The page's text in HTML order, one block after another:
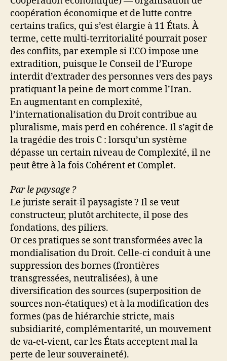
coopération économique et de lutte contre
certains trafics, qui s’est élargie à 11 États. À
terme, cette multi-territorialité pourrait poser
des conflits, par exemple si ECO impose une
extradition, puisque le Conseil de l’Europe
interdit d’extrader des personnes vers des pays
pratiquant la peine de mort comme l’Iran.
En augmentant en complexité,
l’internationalisation du Droit contribue au
pluralisme, mais perd en cohérence. Il s’agit de
la tragédie des trois C : lorsqu’un système
dépasse un certain niveau de Complexité, il ne
peut être à la fois Cohérent et Complet.
Par le paysage ?
Le juriste serait-il paysagiste ? Il se veut
constructeur, plutôt architecte, il pose des
fondations, des piliers.
Or ces pratiques se sont transformées avec la
mondialisation du Droit. Celle-ci conduit à une
suppression des bornes (frontières
transgressées, neutralisées), à une
diversification des sources (superposition de
sources non-étatiques) et à la modification des
formes (pas de hiérarchie stricte, mais
subsidiarité, complémentarité, un mouvement
de va-et-vient, car les États acceptent mal la
perte de leur souveraineté).